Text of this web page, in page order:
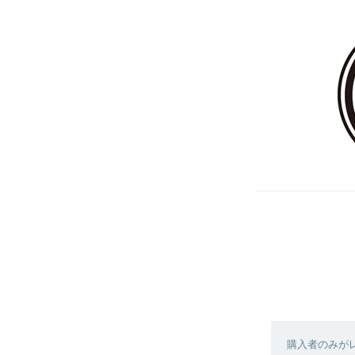
購入者のみが